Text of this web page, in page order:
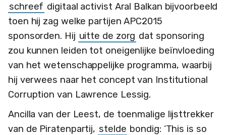
schreef digitaal activist Aral Balkan bijvoorbeeld
toen hij zag welke partijen APC2015
sponsorden. Hij uitte de zorg dat sponsoring
zou kunnen leiden tot oneigenlijke beïnvloeding
van het wetenschappelijke programma, waarbij
hij verwees naar het concept van Institutional
Corruption van Lawrence Lessig.
Ancilla van der Leest, de toenmalige lijsttrekker
van de Piratenpartij, stelde bondig: ‘This is so